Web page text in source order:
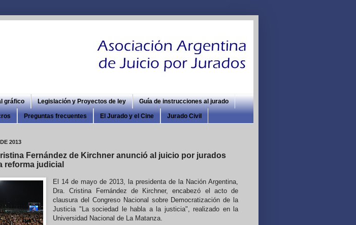
gráfico Legislación y Proyectos de ley Guía de instrucciones al jurado
Preguntas frecuentes El Jurado y el Cine Jurado Civil
2013
Fernández de Kirchner anunció al juicio por jurados
reforma judicial
El 14 de mayo de 2013, la presidenta de la Nación Argentina,
Dra. Cristina Fernández de Kirchner, encabezó el acto de
clausura del Congreso Nacional sobre Democratización de la
Justicia "La sociedad le habla a la justicia", realizado en la
Universidad Nacional de La Matanza.